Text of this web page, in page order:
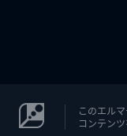
このエル
コンテン